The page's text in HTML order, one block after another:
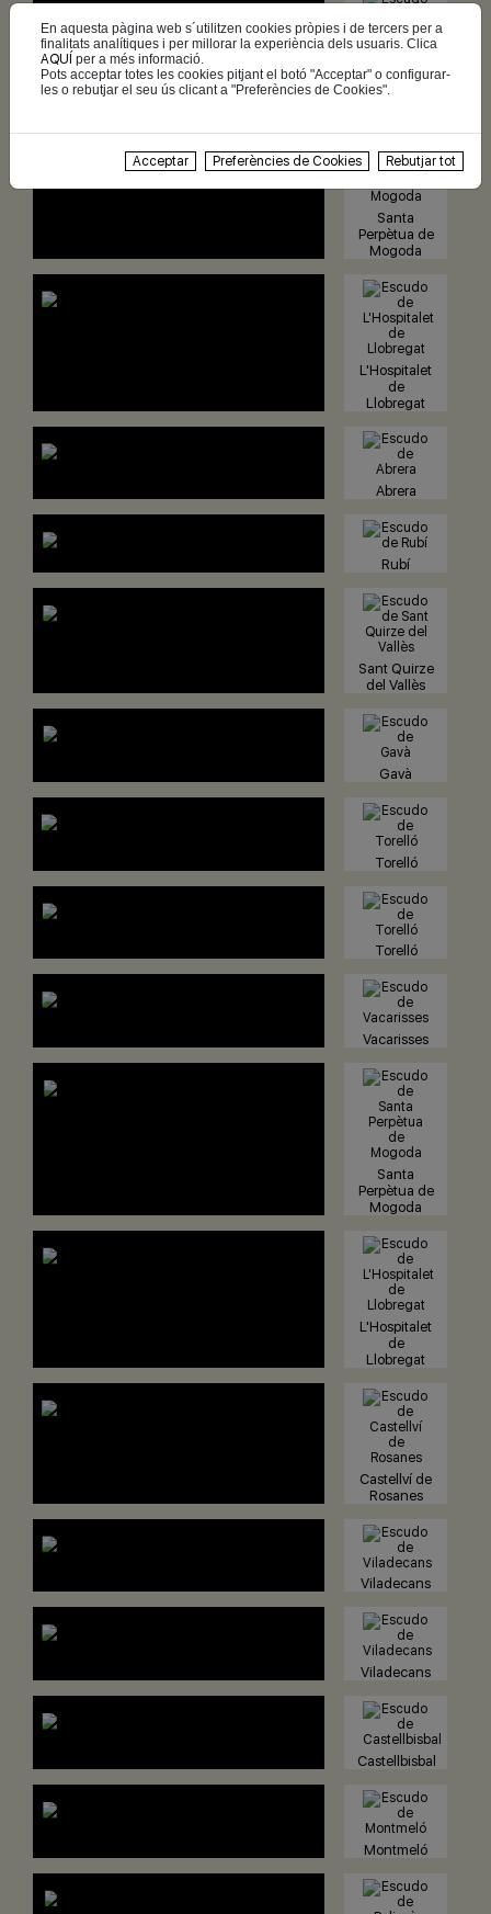
Montcada i
Reixac
Santa
Perpètua de
Mogoda
L'Hospitalet
de
Llobregat
Abrera
Rubí
Sant Quirze
del Vallès
Gavà
Torelló
Torelló
Vacarisses
Santa
Perpètua de
Mogoda
L'Hospitalet
de
Llobregat
Castellví de
Rosanes
Viladecans
Viladecans
Castellbisbal
Montmeló
En aquesta pàgina web s´utilitzen cookies pròpies i de tercers per a
finalitats analítiques i per millorar la experiència dels usuaris. Clica
AQUÍ per a més informació.
Pots acceptar totes les cookies pitjant el botó "Acceptar" o configurar-
les o rebutjar el seu ús clicant a "Preferències de Cookies".
Acceptar Preferències de Cookies Rebutjar tot